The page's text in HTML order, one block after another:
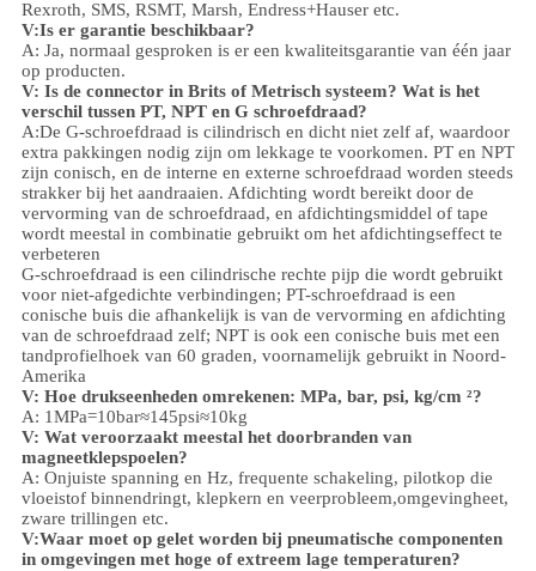
Rexroth, SMS, RSMT, Marsh, Endress+Hauser etc.
V:Is er garantie beschikbaar?
A: Ja, normaal gesproken is er een kwaliteitsgarantie van één jaar
op producten.
V: Is de connector in Brits of Metrisch systeem? Wat is het
verschil tussen PT, NPT en G schroefdraad?
A:De G-schroefdraad is cilindrisch en dicht niet zelf af, waardoor
extra pakkingen nodig zijn om lekkage te voorkomen. PT en NPT
zijn conisch, en de interne en externe schroefdraad worden steeds
strakker bij het aandraaien. Afdichting wordt bereikt door de
vervorming van de schroefdraad, en afdichtingsmiddel of tape
wordt meestal in combinatie gebruikt om het afdichtingseffect te
verbeteren
G-schroefdraad is een cilindrische rechte pijp die wordt gebruikt
voor niet-afgedichte verbindingen; PT-schroefdraad is een
conische buis die afhankelijk is van de vervorming en afdichting
van de schroefdraad zelf; NPT is ook een conische buis met een
tandprofielhoek van 60 graden, voornamelijk gebruikt in Noord-
Amerika
V: Hoe drukseenheden omrekenen: MPa, bar, psi, kg/cm ²?
A: 1MPa=10bar≈145psi≈10kg
V: Wat veroorzaakt meestal het doorbranden van
magneetklepspoelen?
A: Onjuiste spanning en Hz, frequente schakeling, pilotkop die
vloeistof binnendringt, klepkern en veerprobleem,omgevingheet,
zware trillingen etc.
V:Waar moet op gelet worden bij pneumatische componenten
in omgevingen met hoge of extreem lage temperaturen?